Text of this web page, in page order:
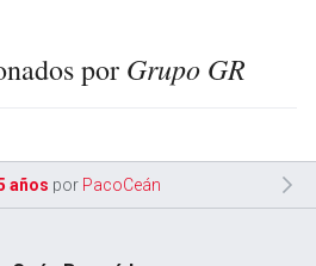
por Grupo GR
años por PacoCeán